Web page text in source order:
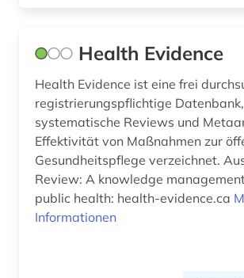
inhaltsstoff (1)
innere medizin (2)
inorganic (1)
internetportal (1)
Health Evidence
Health Evidence ist eine frei
registrierungspflichtige
systematische Reviews und
Effektivität von Maßnahmen zur
Gesundheitspflege verzeichnet.
Review: A knowledge
public health: health-evidence.ca
Informationen